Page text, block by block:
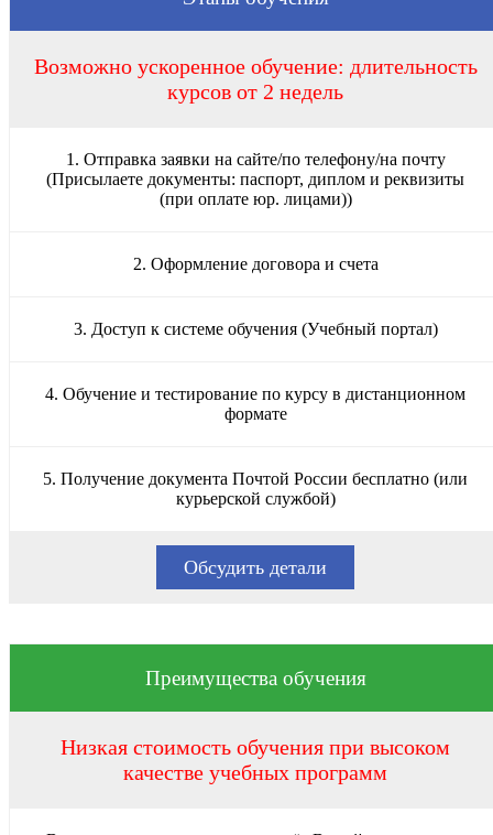
Возможно ускоренное обучение: длительность
курсов от 2 недель
1. Отправка заявки на сайте/по телефону/на почту
(Присылаете документы: паспорт, диплом и реквизиты
(при оплате юр. лицами))
2. Оформление договора и счета
3. Доступ к системе обучения (Учебный портал)
4. Обучение и тестирование по курсу в дистанционном
формате
5. Получение документа Почтой России бесплатно (или
курьерской службой)
Обсудить детали
Преимущества обучения
Низкая стоимость обучения при высоком
качестве учебных программ